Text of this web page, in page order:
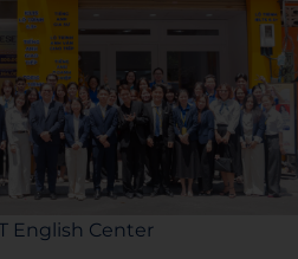
English Center